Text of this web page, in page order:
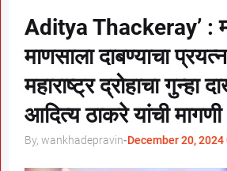
Aditya Thackeray’ :
माणसाला दाबण्याचा
महाराष्ट्र द्रोहाचा गुन्हा
आदित्य ठाकरे यांची मागणी
By, wankhadepravin-December 20,